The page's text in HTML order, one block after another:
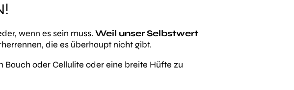
wenn es sein muss. Weil unser Selbstwert
die es überhaupt nicht gibt.
oder Cellulite oder eine breite Hüfte zu